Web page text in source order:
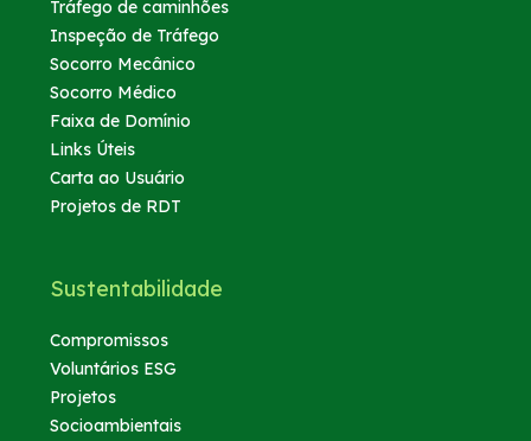
Tráfego de caminhões
Inspeção de Tráfego
Socorro Mecânico
Socorro Médico
Faixa de Domínio
Links Úteis
Carta ao Usuário
Projetos de RDT
Sustentabilidade
Compromissos
Voluntários ESG
Projetos
Socioambientais